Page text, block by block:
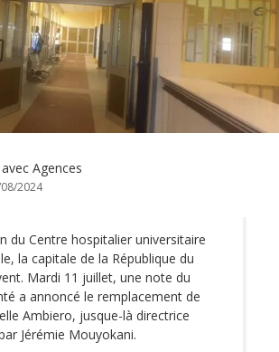
avec Agences
2024
du Centre hospitalier universitaire
la capitale de la République du
Mardi 11 juillet, une note du
a annoncé le remplacement de
Ambiero, jusque-là directrice
Jérémie Mouyokani.